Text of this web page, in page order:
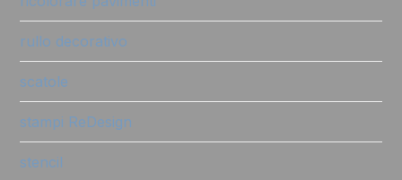
rullo decorativo
scatole
stampi ReDesign
stencil